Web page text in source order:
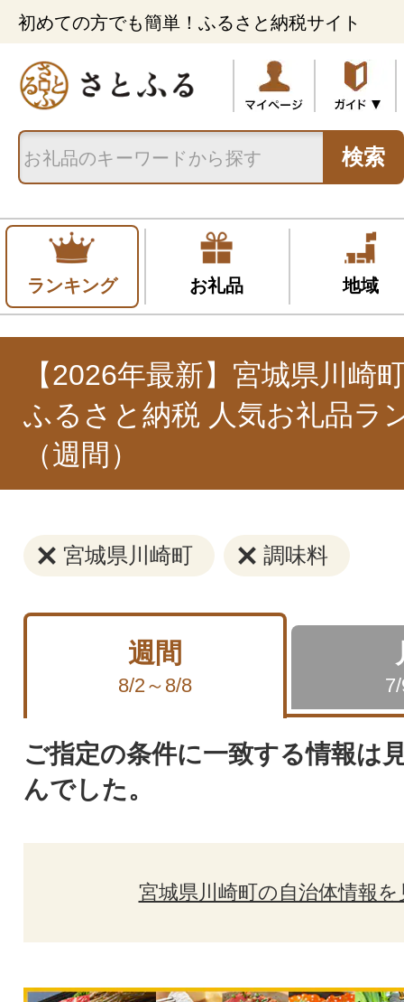
初めての方でも簡単！ふるさと納税サイト
検索
ランキング お礼品 地域
【2026年最新】宮城県川崎
ふるさと納税 人気お礼品ラ
（週間）
宮城県川崎町 調味料
週間
8/2～8/8
ご指定の条件に一致する情報は
んでした。
宮城県川崎町の自治体情報を